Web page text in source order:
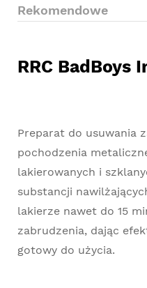
Rekomendowe
RRC BadBoys
Preparat do usuwania
pochodzenia
lakierowanych i
substancji
lakierze nawet do 15
zabrudzenia, dając
gotowy do użycia.